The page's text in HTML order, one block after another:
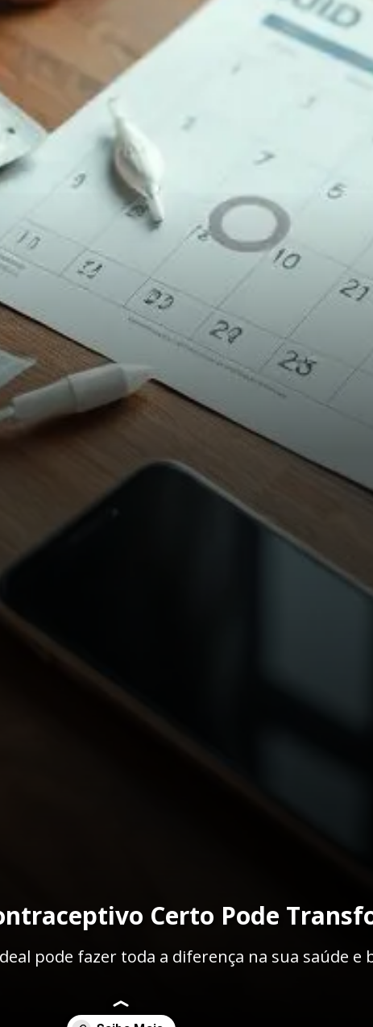
Certo Pode
pode fazer toda a diferença na sua saúde e